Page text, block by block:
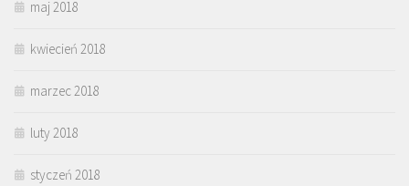
maj 2018
kwiecień 2018
marzec 2018
luty 2018
styczeń 2018